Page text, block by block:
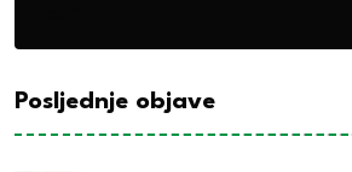
Posljednje objave